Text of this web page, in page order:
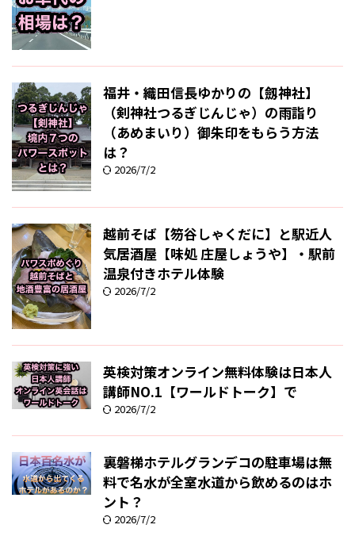
福井・織田信長ゆかりの【劔神社】
（剣神社つるぎじんじゃ）の雨詣り
（あめまいり）御朱印をもらう方法
は？
2026/7/2
越前そば【笏谷しゃくだに】と駅近人
気居酒屋【味処 庄屋しょうや】・駅前
温泉付きホテル体験
2026/7/2
英検対策オンライン無料体験は日本人
講師NO.1【ワールドトーク】で
2026/7/2
裏磐梯ホテルグランデコの駐車場は無
料で名水が全室水道から飲めるのはホ
ント？
2026/7/2